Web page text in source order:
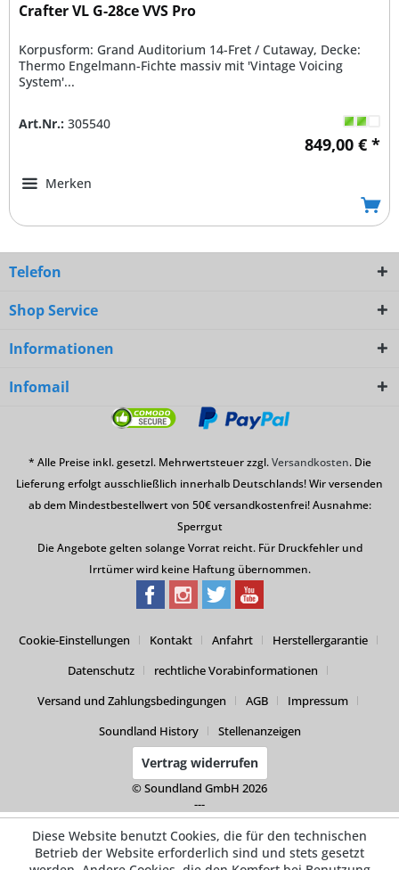
Crafter VL G-28ce VVS Pro
Korpusform: Grand Auditorium 14-Fret / Cutaway, Decke:
Thermo Engelmann-Fichte massiv mit 'Vintage Voicing
System'...
Art.Nr.: 305540
849,00 € *
Merken
Telefon
Shop Service
Informationen
Infomail
* Alle Preise inkl. gesetzl. Mehrwertsteuer zzgl.Versandkosten. Die
Lieferung erfolgt ausschließlich innerhalb Deutschlands! Wir versenden
ab dem Mindestbestellwert von 50€ versandkostenfrei! Ausnahme:
Sperrgut
Die Angebote gelten solange Vorrat reicht. Für Druckfehler und
Irrtümer wird keine Haftung übernommen.
Cookie-Einstellungen Kontakt Anfahrt
Herstellergarantie
Datenschutz
rechtliche Vorabinformationen
Versand und Zahlungsbedingungen
AGB
Impressum
Soundland History
Stellenanzeigen
Vertrag widerrufen
© Soundland GmbH 2026
---
Diese Website benutzt Cookies, die für den technischen
Betrieb der Website erforderlich sind und stets gesetzt